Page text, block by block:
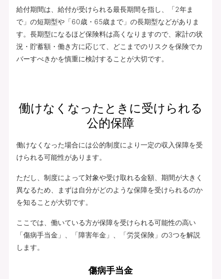
給付期間は、給付が受けられる最長期間を指し、「2年ま
で」の短期型や「60歳・65歳まで」の長期型などがありま
す。長期型になるほど保険料は高くなりますので、家計の状
況・貯蓄額・働き方に応じて、どこまでのリスクを保険でカ
バーすべきかを慎重に検討することが大切です。
働けなくなったときに受けられる
公的保障
働けなくなった場合には公的制度により一定の収入保障を受
けられる可能性があります。
ただし、制度によって対象や受け取れる金額、期間が大きく
異なるため、まずは自分がどのような保障を受けられるのか
を知ることが大切です。
ここでは、働いている方が保障を受けられる可能性の高い
「傷病手当金」、「障害年金」、「労災保険」の3つを解説
します。
傷病手当金